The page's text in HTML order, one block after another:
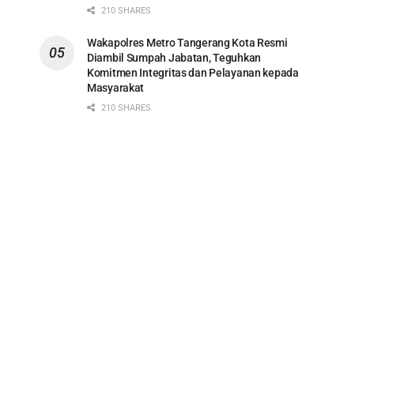
210 SHARES
Wakapolres Metro Tangerang Kota Resmi
Diambil Sumpah Jabatan, Teguhkan
Komitmen Integritas dan Pelayanan kepada
Masyarakat
210 SHARES